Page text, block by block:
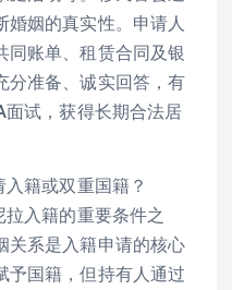
姻的真实性。申请人
同账单、租赁合同及银
分准备、诚实回答，有
试，获得长期合法居
籍或双重国籍？
入籍的重要条件之
关系是入籍申请的核心
予国籍，但持有人通过